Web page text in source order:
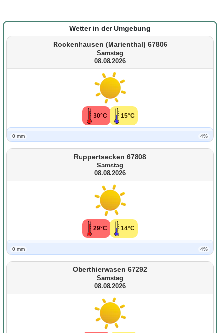
Wetter in der Umgebung
Rockenhausen (Marienthal) 67806
Samstag
08.08.2026
30°C 15°C
0 mm 4%
Ruppertsecken 67808
Samstag
08.08.2026
29°C 14°C
0 mm 4%
Oberthierwasen 67292
Samstag
08.08.2026